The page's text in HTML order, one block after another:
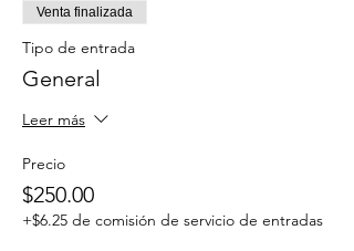
Venta finalizada
Tipo de entrada
General
Leer más
Precio
$250.00
+$6.25 de comisión de servicio de entradas